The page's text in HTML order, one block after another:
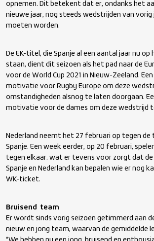
opnemen. Dit betekent dat er, ondanks het
nieuwe jaar, nog steeds wedstrijden van vorig
moeten worden.
De EK-titel, die Spanje al een aantal jaar nu
staan, dient dit seizoen als het pad naar de
voor de World Cup 2021 in Nieuw-Zeeland.
motivatie voor Rugby Europe om deze
omstandigheden alsnog te laten doorgaan.
motivatie voor de dames om deze wedstrijd
Nederland neemt het 27 februari op tegen de
Spanje. Een week eerder, op 20 februari,
tegen elkaar. wat er tevens voor zorgt dat
Spanje en Nederland kan bepalen wie er nog
WK-ticket.
Bruisend team
Er wordt sinds vorig seizoen getimmerd aan
nieuw en jong team, waarvan de gemiddelde